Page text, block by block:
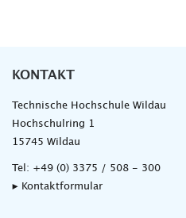
KONTAKT
Technische Hochschule Wildau
Hochschulring 1
15745 Wildau
Tel: +49 (0) 3375 / 508 - 300
▸ Kontaktformular